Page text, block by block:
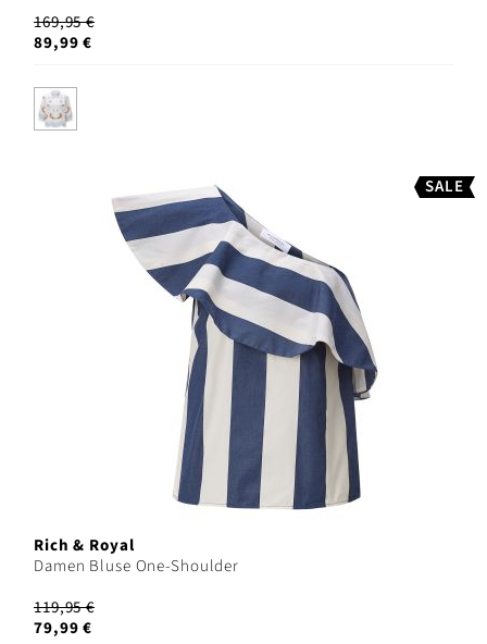
169,95 €
89,99 €
SALE
Rich & Royal
Damen Bluse One-Shoulder
119,95 €
79,99 €